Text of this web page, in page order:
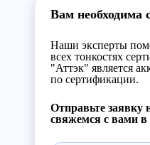
Вам необходима
Наши эксперты
всех тонкостях
"Аттэк" является
по сертификации.
Отправьте
свяжемся с вами в